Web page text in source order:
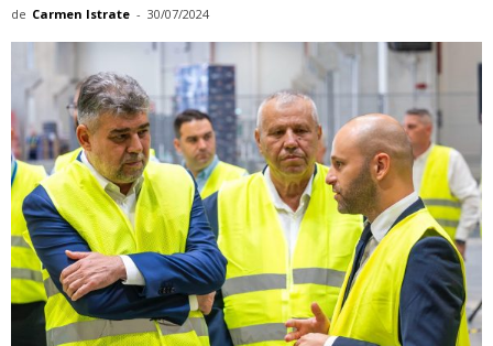
de Carmen Istrate - 30/07/2024